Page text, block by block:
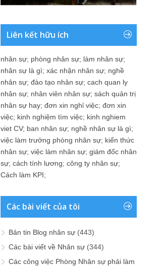
Liên kết hữu ích
nhân sự; phòng nhân sự; làm nhân sự;
nhân sự là gì; xác nhận nhân sự; nghề
nhân sự; đào tạo nhân sự; cach quan ly
nhân sự; nhân viên nhân sự; sách quản trị
nhân sự hay; đơn xin nghỉ việc; đơn xin
việc; kinh nghiệm tìm việc; kinh nghiem
viet CV; ban nhân sự; nghề nhân sự là gì;
việc làm trưởng phòng nhân sự; kiến thức
nhân sự; việc làm nhân sự; giám đốc nhân
sự; cách tính lương; công ty nhân sự;
Cách làm KPI;
Các bài viết của tôi
Bản tin Blog nhân sự (443)
Các bài viết về Nhân sự (344)
Các công việc Phòng Nhân sự phải làm